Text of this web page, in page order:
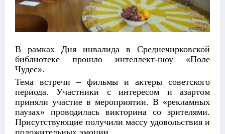
В рамках Дня инвалида в Среднечирковской
библиотеке прошло интеллект-шоу «Поле
Чудес».
Тема встречи – фильмы и актеры советского
периода. Участники с интересом и азартом
приняли участие в мероприятии. В «рекламных
паузах» проводилась викторина со зрителями.
Присутствующие получили массу удовольствия и
положительных эмоции.